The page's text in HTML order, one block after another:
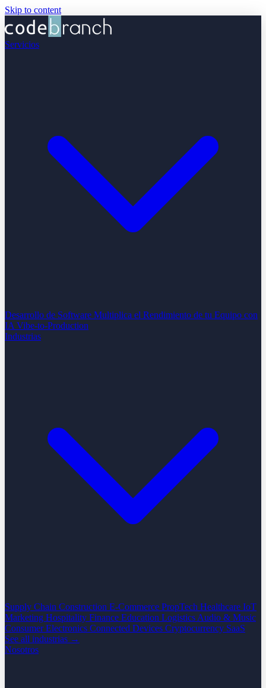
Skip to content
Servicios
Desarrollo de Software Multiplica el Rendimiento de tu Equipo con
IA Vibe-to-Production
Industrias
Supply Chain Construction E-Commerce PropTech Healthcare IoT
Marketing Hospitality Finance Education Logistics Audio & Music
Consumer Electronics Connected Devices Cryptocurrency SaaS
See all industrias →
Nosotros